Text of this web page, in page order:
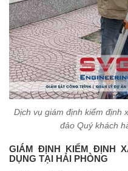
Dịch vụ giám định kiểm định
đảo Quý khách
GIÁM ĐỊNH KIỂM ĐỊNH
DỤNG TẠI HẢI PHÒNG